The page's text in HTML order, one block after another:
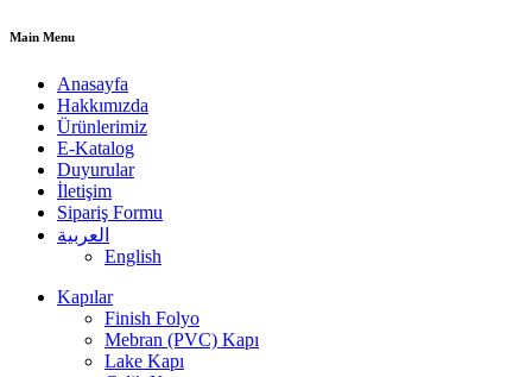
Main Menu
Anasayfa
Hakkımızda
Ürünlerimiz
E-Katalog
Duyurular
İletişim
Sipariş Formu
العربية
English
Kapılar
Finish Folyo
Mebran (PVC) Kapı
Lake Kapı